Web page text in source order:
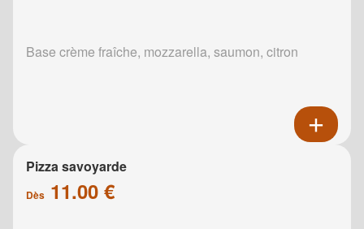
Base crème fraîche, mozzarella, saumon, citron
Pizza savoyarde
Dès 11.00 €